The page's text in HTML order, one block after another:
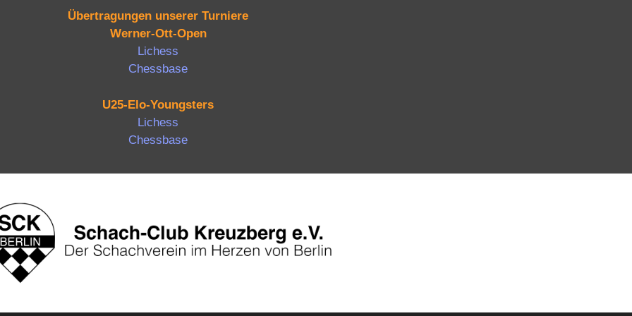
Übertragungen unserer Turniere
Werner-Ott-Open
Lichess
Chessbase
U25-Elo-Youngsters
Lichess
Chessbase